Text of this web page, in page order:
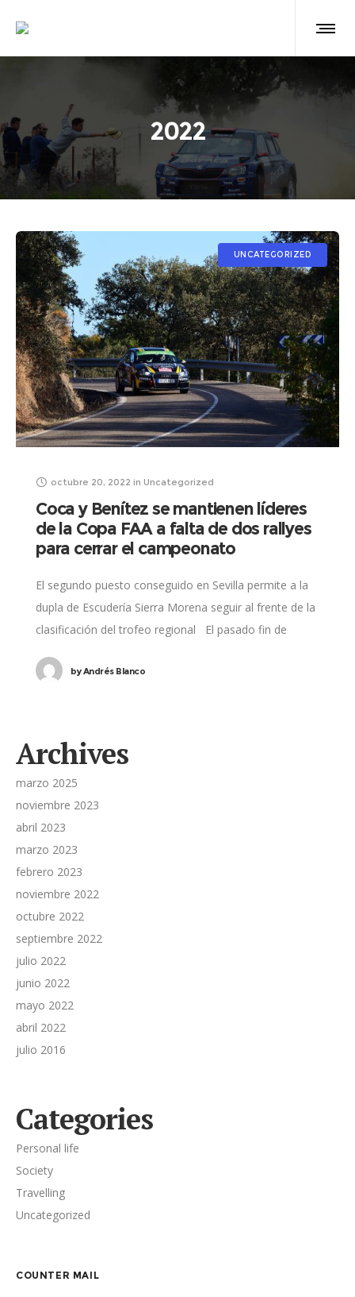
2022
UNCATEGORIZED
octubre 20, 2022 in Uncategorized
Coca y Benítez se mantienen líderes
de la Copa FAA a falta de dos rallyes
para cerrar el campeonato
El segundo puesto conseguido en Sevilla permite a la
dupla de Escudería Sierra Morena seguir al frente de la
clasificación del trofeo regional El pasado fin de
byAndrés Blanco
Archives
marzo 2025
noviembre 2023
abril 2023
marzo 2023
febrero 2023
noviembre 2022
octubre 2022
septiembre 2022
julio 2022
junio 2022
mayo 2022
abril 2022
julio 2016
Categories
Personal life
Society
Travelling
Uncategorized
COUNTER MAIL